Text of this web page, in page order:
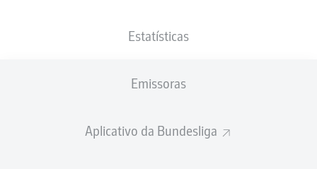
Estatísticas
Emissoras
Aplicativo da Bundesliga